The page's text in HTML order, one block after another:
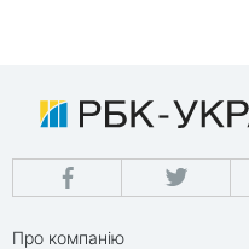
Про компанію